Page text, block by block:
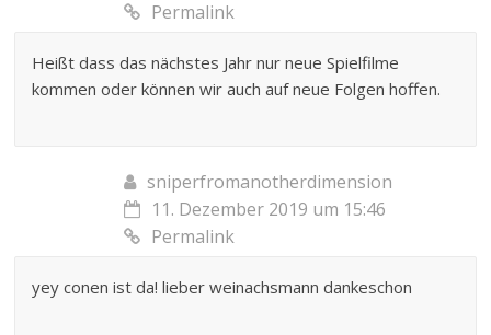
Permalink
Heißt dass das nächstes Jahr nur neue Spielfilme
kommen oder können wir auch auf neue Folgen hoffen.
sniperfromanotherdimension
11. Dezember 2019 um 15:46
Permalink
yey conen ist da! lieber weinachsmann dankeschon